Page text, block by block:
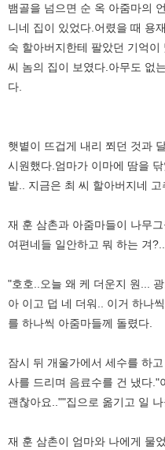
뱀골을 넘으면 순 옥 아줌마의
니네 집이 있었다.어렸을 때 용
숙 할아버지한테 팔았던 기억
씨 놈의 집이 보였다.아무도 없
다.
햇볕이 뜨겁게 내리 쬐던 것과
시원했다.엄마가 이마에 땀을
밭.. 지금은 최 씨 할아버지네 고
재 훈 삼촌과 아줌마들이 나무
여편네들 일안하고 뭐 하는 겨
"호호..오늘 왜 케 더운지 원...
아 이고 덥 네 더워.. 이거 하나
를 하나씩 아줌마들께 돌렸다.
잠시 뒤 개울가에서 세수를 하
사를 드리며 음료수를 건 냈다."
괜찮아요..""집으로 옮기고 일
재 훈 삼촌이 엄마와 나에게 물